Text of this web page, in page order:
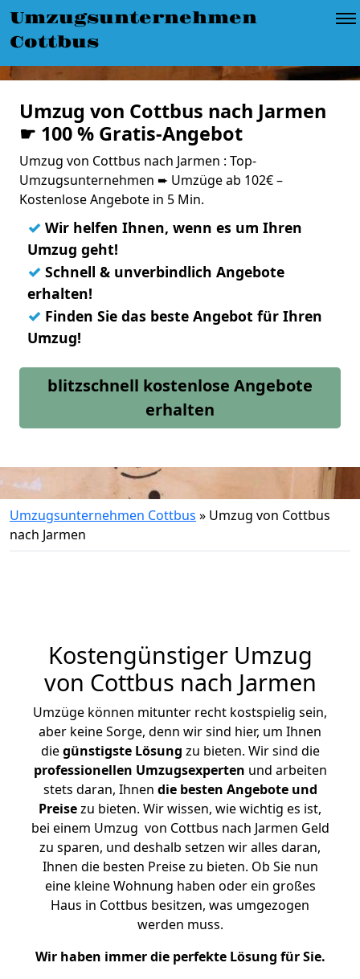
Umzugsunternehmen
Cottbus
Umzug von Cottbus nach Jarmen
☛ 100 % Gratis-Angebot
Umzug von Cottbus nach Jarmen : Top-
Umzugsunternehmen ➨ Umzüge ab 102€ –
Kostenlose Angebote in 5 Min.
✓ Wir helfen Ihnen, wenn es um Ihren
Umzug geht!
✓ Schnell & unverbindlich Angebote
erhalten!
✓ Finden Sie das beste Angebot für Ihren
Umzug!
blitzschnell kostenlose Angebote
erhalten
Umzugsunternehmen Cottbus » Umzug von Cottbus
nach Jarmen
Kostengünstiger Umzug
von Cottbus nach Jarmen
Umzüge können mitunter recht kostspielig sein,
aber keine Sorge, denn wir sind hier, um Ihnen
diegünstigste Lösung zu bieten. Wir sind die
professionellen Umzugsexperten und arbeiten
stets daran, Ihnen die besten Angebote und
Preisezu bieten. Wir wissen, wie wichtig es ist,
bei einem Umzug von Cottbus nach Jarmen Geld
zu sparen, und deshalb setzen wir alles daran,
Ihnen die besten Preise zu bieten. Ob Sie nun
eine kleine Wohnung haben oder ein großes
Haus in Cottbus besitzen, was umgezogen
werden muss.
Wir haben immer die perfekte Lösung für Sie.